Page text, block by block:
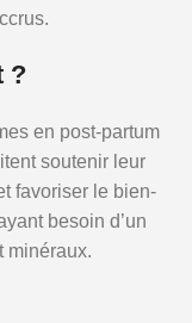
?
en post-partum
soutenir leur
favoriser le bien-
besoin d’un
minéraux.